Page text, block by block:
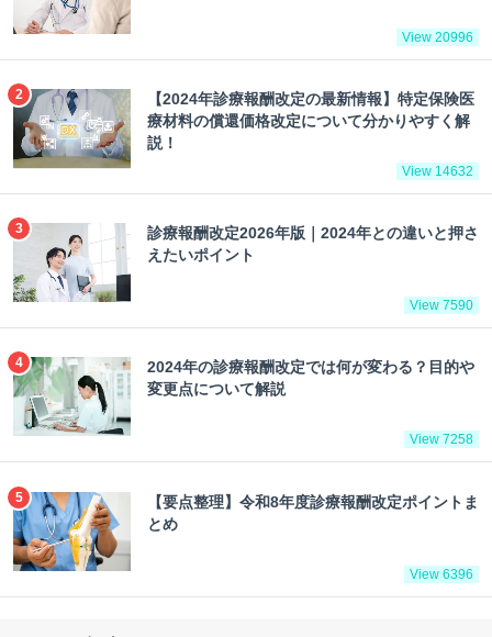
View 20996
【2024年診療報酬改定の最新情報】特定保険医
療材料の償還価格改定について分かりやすく解
説！
View 14632
診療報酬改定2026年版｜2024年との違いと押さ
えたいポイント
View 7590
2024年の診療報酬改定では何が変わる？目的や
変更点について解説
View 7258
【要点整理】令和8年度診療報酬改定ポイントま
とめ
View 6396